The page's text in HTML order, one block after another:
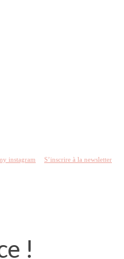
instagram S’inscrire à la newsletter
!